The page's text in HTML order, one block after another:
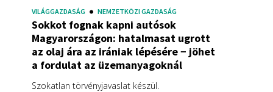
VILÁGGAZDASÁG NEMZETKÖZI GAZDASÁG
Sokkot fognak kapni autósok
Magyarországon: hatalmasat ugrott
az olaj ára az irániak lépésére − jöhet
a fordulat az üzemanyagoknál
Szokatlan törvényjavaslat készül.